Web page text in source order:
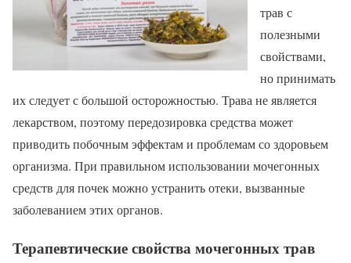
трав с
полезными
свойствами,
но принимать
их следует с большой осторожностью. Трава не является
лекарством, поэтому передозировка средства может
приводить побочным эффектам и проблемам со здоровьем
организма. При правильном использовании мочегонных
средств для почек можно устранить отеки, вызванные
заболеванием этих органов.
Терапевтические свойства мочегонных трав